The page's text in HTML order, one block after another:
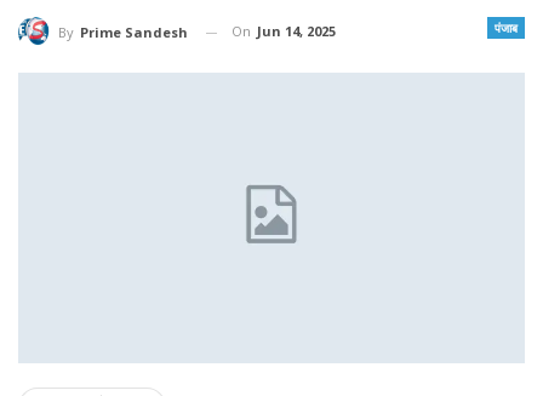
पंजाब
By Prime Sandesh On Jun 14, 2025